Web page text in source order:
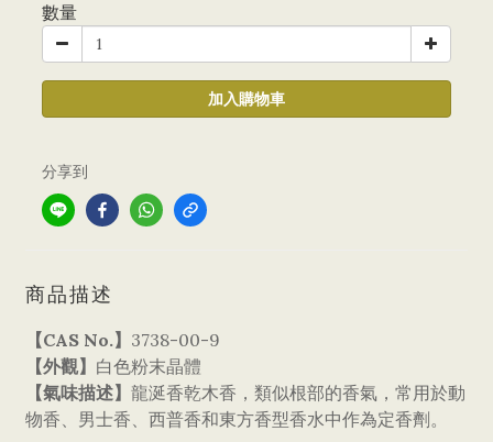
數量
加入購物車
分享到
商品描述
【CAS No.】 3738-00-9
【外觀】 白色粉末晶體
【氣味描述】 龍涎香乾木香，類似根部的香氣，常用於動
物香、男士香、西普香和東方香型香水中作為定香劑。